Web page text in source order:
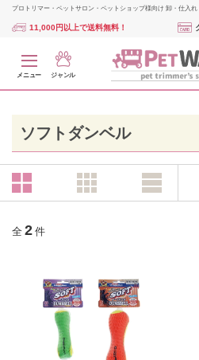
プロトリマー・ペットサロン・ペットショップ様向け 卸・仕入れ
11,000円以上で送料無料！
メニュー ジャンル
ソフトダンベル
全 2 件